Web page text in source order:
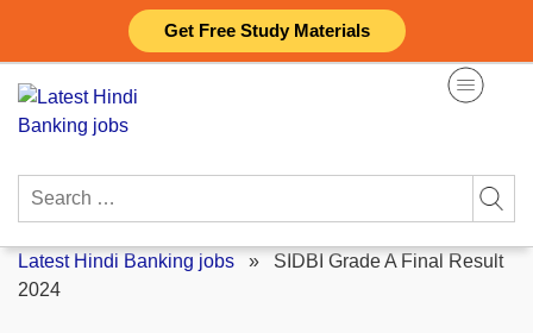
Get Free Study Materials
content
Search
Latest Hindi Banking jobs » SIDBI Grade A Final Result
2024